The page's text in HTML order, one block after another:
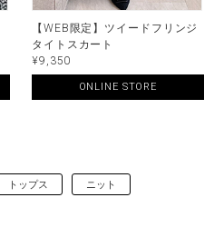
【WEB限定】ツイードフリンジ
タイトスカート
¥9,350
ONLINE STORE
トップス ニット